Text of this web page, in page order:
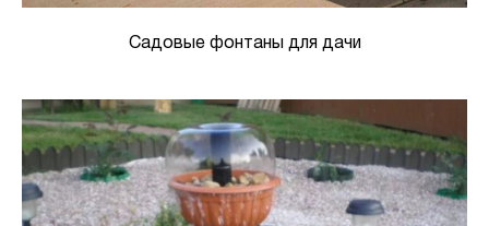
Садовые фонтаны для дачи